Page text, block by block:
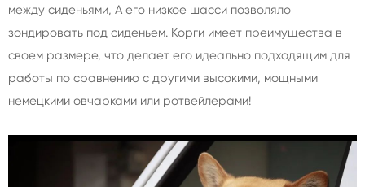
между сиденьями, А его низкое шасси позволяло
зондировать под сиденьем. Корги имеет преимущества в
своем размере, что делает его идеально подходящим для
работы по сравнению с другими высокими, мощными
немецкими овчарками или ротвейлерами!